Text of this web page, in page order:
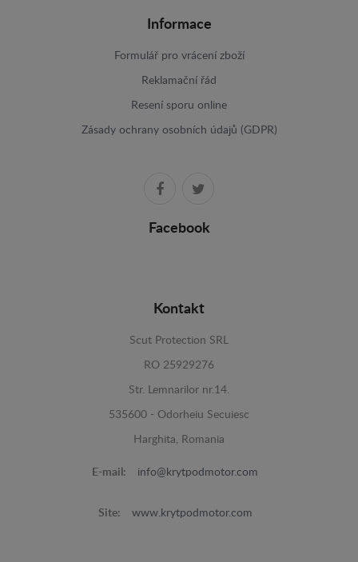
Informace
Formulář pro vrácení zboží
Reklamační řád
Resení sporu online
Zásady ochrany osobních údajů (GDPR)
Facebook
Kontakt
Scut Protection SRL
RO 25929276
Str. Lemnarilor nr.14.
535600 - Odorheiu Secuiesc
Harghita, Romania
E-mail: info@krytpodmotor.com
Site: www.krytpodmotor.com